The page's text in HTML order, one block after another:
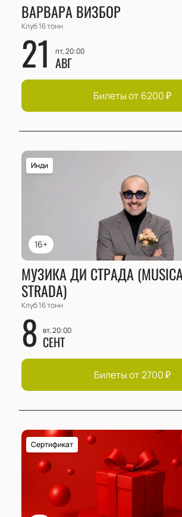
ВАРВАРА ВИЗБОР
Клуб 16 тонн
21 пт, 20:00
АВГ
Билеты от 6200₽
16+
Инди
МУЗИКА ДИ СТРАДА
STRADA)
Клуб 16 тонн
8 вт, 20:00
СЕНТ
Билеты от 2700₽
Сертификат